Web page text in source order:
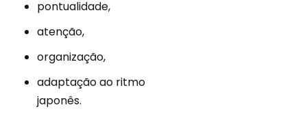
pontualidade,
atenção,
organização,
adaptação ao ritmo
japonês.